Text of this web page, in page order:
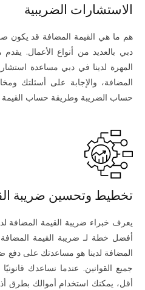
الاستشارات الضريبية
هم ما هي القيمة المضافة قد يكون
دبي بالعديد من أنواع الأعمال.
المهرة لدينا في دبي مساعدة
المضافة، والإجابة على أسئلتك
حساب الضريبة وطريقة حساب القيمة
تخطيط وتحسين ضريبة
يعرف خبراء ضريبة القيمة المضافة
أفضل خطة لـ ضريبة القيمة
المضافة لدينا هو مساعدتك على دفع
جميع القوانين. عندما نساعدك
أقل، يمكنك استخدام أموالك بطرق